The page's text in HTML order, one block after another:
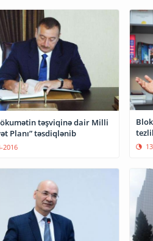
təşviqinə dair Milli
Planı” təsdiqlənib
2016